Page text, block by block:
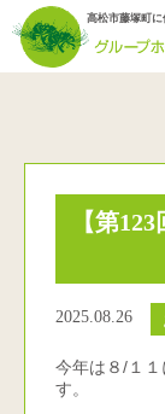
高松市藤塚町に
【第
2025.08.26
今年は８/１
す。